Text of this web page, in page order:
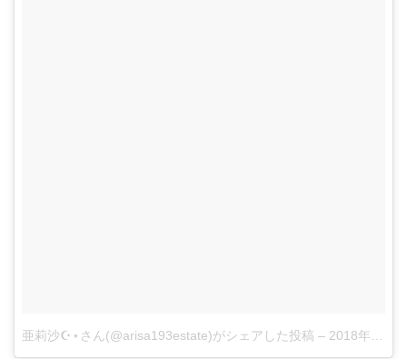
亜莉沙☪︎⋆さん(@arisa193estate)がシェアした投稿 – 2018年 5月月1日午後5時20分PDT